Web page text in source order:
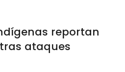
reportan
ataques